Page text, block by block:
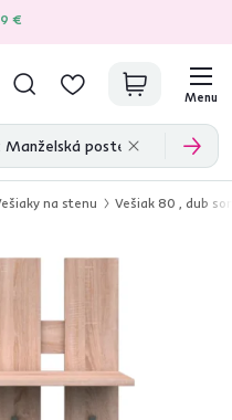
€
produktových recenzií
Menu
na stenu Vešiak 80 , dub